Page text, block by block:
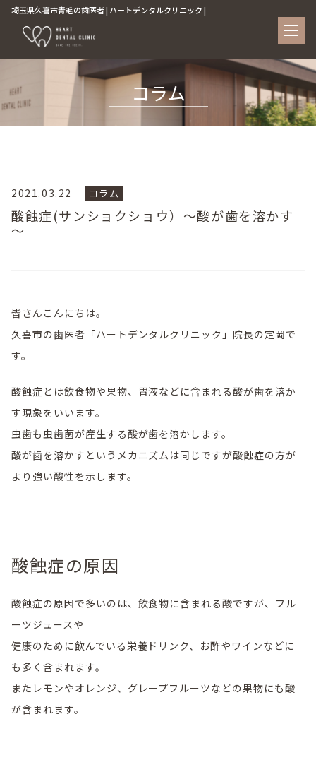
埼玉県久喜市青毛の歯医者 | ハートデンタルクリニック |
コラム
2021.03.22 コラム
酸蝕症(サンショクショウ）～酸が歯を溶かす
～
皆さんこんにちは。
久喜市の歯医者「ハートデンタルクリニック」院長の定岡で
す。
酸蝕症とは飲食物や果物、胃液などに含まれる酸が歯を溶か
す現象をいいます。
虫歯も虫歯菌が産生する酸が歯を溶かします。
酸が歯を溶かすというメカニズムは同じですが酸蝕症の方が
より強い酸性を示します。
酸蝕症の原因
酸蝕症の原因で多いのは、飲食物に含まれる酸ですが、フル
ーツジュースや
健康のために飲んでいる栄養ドリンク、お酢やワインなどに
も多く含まれます。
またレモンやオレンジ、グレープフルーツなどの果物にも酸
が含まれます。